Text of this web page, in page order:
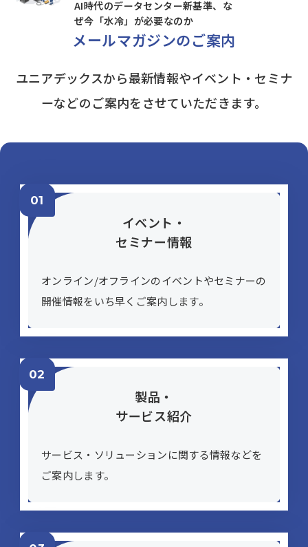
AI時代のデータセンター新基準、な
ぜ今「水冷」が必要なのか
メールマガジンの​ご案内
ユニアデックスから最新情報やイベント・セミナ
ーなどのご案内をさせていただきます。
イベント・
セミナー情報
オンライン/オフラインのイベントやセミナーの
開催情報をいち早くご案内します。
製品・
サービス紹介
サービス・ソリューションに​関する​情報などを​
ご案内します。